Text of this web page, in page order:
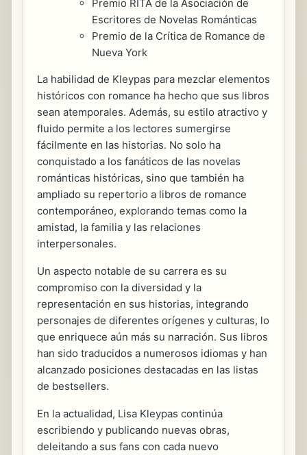
Premio RITA de la Asociación de
Escritores de Novelas Románticas
Premio de la Crítica de Romance de
Nueva York
La habilidad de Kleypas para mezclar elementos
históricos con romance ha hecho que sus libros
sean atemporales. Además, su estilo atractivo y
fluido permite a los lectores sumergirse
fácilmente en las historias. No solo ha
conquistado a los fanáticos de las novelas
románticas históricas, sino que también ha
ampliado su repertorio a libros de romance
contemporáneo, explorando temas como la
amistad, la familia y las relaciones
interpersonales.
Un aspecto notable de su carrera es su
compromiso con la diversidad y la
representación en sus historias, integrando
personajes de diferentes orígenes y culturas, lo
que enriquece aún más su narración. Sus libros
han sido traducidos a numerosos idiomas y han
alcanzado posiciones destacadas en las listas
de bestsellers.
En la actualidad, Lisa Kleypas continúa
escribiendo y publicando nuevas obras,
deleitando a sus fans con cada nuevo